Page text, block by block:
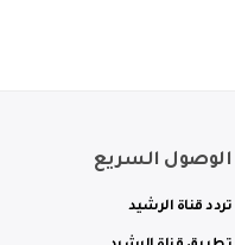
الوصول السريع
تردد قناة الرشيد